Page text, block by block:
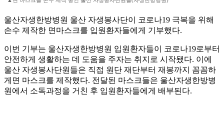
울산자생한방병원 울산 자생봉사단이 코로나19 극복을 위해
손수 제작한 면마스크를 입원환자들에게 기부했다.
이번 기부는 울산자생한방병원 입원환자들이 코로나19로부터
안전하게 생활하는 데 도움을 주자는 취지로 시작됐다. 이에
울산 자생봉사단원들은 직접 원단 재단부터 재봉까지 꼼꼼하
게면 마스크를 제작했다. 전달된 마스크들은 울산자생한방병
원에서 소독과정을 거친 후 입원환자들에게 배부된다.